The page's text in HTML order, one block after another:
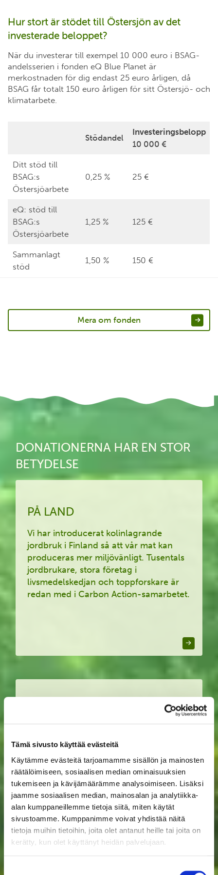
Tämä sivusto käyttää evästeitä
Käytämme evästeitä tarjoamamme sisällön ja mainosten
räätälöimiseen, sosiaalisen median ominaisuuksien
tukemiseen ja kävijämäärämme analysoimiseen. Lisäksi
jaamme sosiaalisen median, mainosalan ja analytiikka-
alan kumppaneillemme tietoja siitä, miten käytät
sivustoamme. Kumppanimme voivat yhdistää näitä
tietoja muihin tietoihin, joita olet antanut heille tai joita on
kerätty, kun olet käyttänyt heidän palvelujaan.
Hur stort är stödet till Östersjön av det
investerade beloppet?
När du investerar till exempel 10 000 euro i BSAG-
andelsserien i fonden eQ Blue Planet är
merkostnaden för dig endast 25 euro årligen, då
BSAG får totalt 150 euro årligen för sitt Östersjö- och
klimatarbete.
Stödandel
Investeringsbelopp
10 000 €
Ditt stöd till
BSAG:s
Östersjöarbete
0,25 % 25 €
eQ: stöd till
BSAG:s
Östersjöarbete
1,25 % 125 €
Sammanlagt
stöd
1,50 % 150 €
Mera om fonden
DONATIONERNA HAR EN STOR
BETYDELSE
PÅ LAND
Vi har introducerat kolinlagrande
jordbruk i Finland så att vår mat kan
produceras mer miljövänligt. Tusentals
jordbrukare, stora företag i
livsmedelskedjan och toppforskare är
redan med i Carbon Action-samarbetet.
samarbetet, där avloppsvatten från
lastfartyg omvandlas till bland annat
biogas. Genom samarbete kan vi minska
näringsutsläppen i havet, samtidigt som
vi främjar cirkulär ekonomi.